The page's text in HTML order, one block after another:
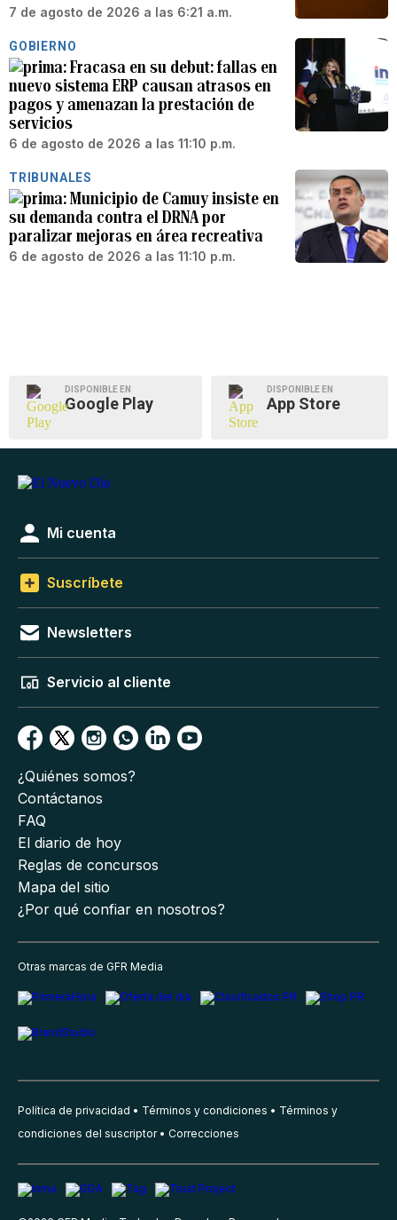
7 de agosto de 2026 a las 6:21 a.m.
GOBIERNO
Fracasa en su debut: fallas en
nuevo sistema ERP causan atrasos en
pagos y amenazan la prestación de
servicios
6 de agosto de 2026 a las 11:10 p.m.
TRIBUNALES
Municipio de Camuy insiste en
su demanda contra el DRNA por
paralizar mejoras en área recreativa
6 de agosto de 2026 a las 11:10 p.m.
DISPONIBLE EN
Google Play
DISPONIBLE EN
App Store
Mi cuenta
Suscríbete
Newsletters
Servicio al cliente
¿Quiénes somos?
Contáctanos
FAQ
El diario de hoy
Reglas de concursos
Mapa del sitio
¿Por qué confiar en nosotros?
Otras marcas de GFR Media
Política de privacidad Términos y condiciones
Términos y
condiciones del suscriptor
Correcciones